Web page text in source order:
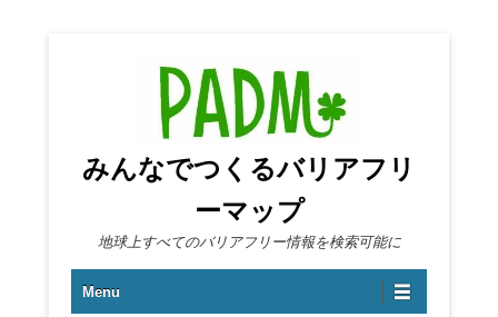
みんなでつくるバリアフリ
ーマップ
地球上すべてのバリアフリー情報を検索可能に
第1メニュー
コンテンツへ移動
Menu